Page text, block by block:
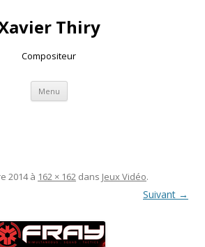
Thiry
Compositeur
Menu Aller au contenu principal
2014à 162 × 162 dans Jeux Vidéo.
Suivant →